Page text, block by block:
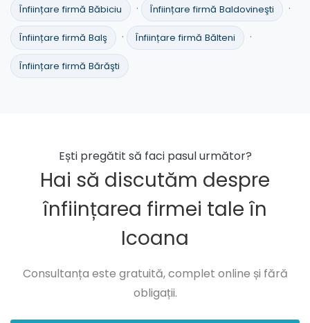
Înființare firmă Băbiciu · Înființare firmă Baldovineşti ·
Înființare firmă Balş · Înființare firmă Bălteni ·
Înființare firmă Bărăşti
Ești pregătit să faci pasul următor?
Hai să discutăm despre
înființarea firmei tale în
Icoana
Consultanța este gratuită, complet online și fără
obligații.